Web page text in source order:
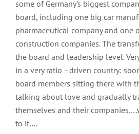
some of Germany’s biggest
board, including one big car
pharmaceutical company and one
construction companies. The
the board and leadership level.
in a very ratio –driven country:
board members sitting there with
talking about love and gradually
themselves and their
to it….